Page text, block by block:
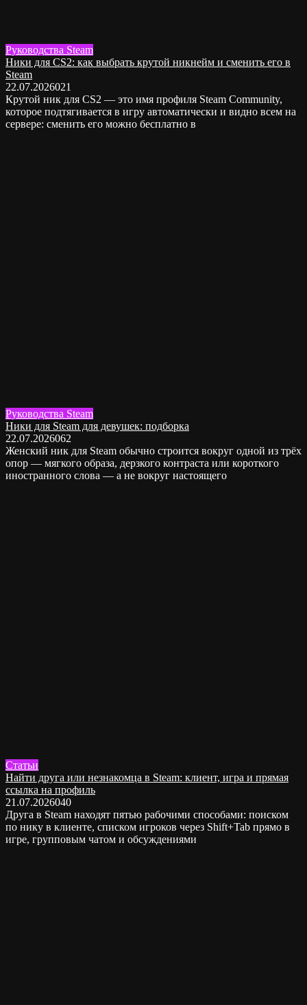
Руководства Steam
Ники для CS2: как выбрать крутой никнейм и сменить его в
Steam
22.07.2026021
Крутой ник для CS2 — это имя профиля Steam Community,
которое подтягивается в игру автоматически и видно всем на
сервере: сменить его можно бесплатно в
Руководства Steam
Ники для Steam для девушек: подборка
22.07.2026062
Женский ник для Steam обычно строится вокруг одной из трёх
опор — мягкого образа, дерзкого контраста или короткого
иностранного слова — а не вокруг настоящего
Статьи
Найти друга или незнакомца в Steam: клиент, игра и прямая
ссылка на профиль
21.07.2026040
Друга в Steam находят пятью рабочими способами: поиском
по нику в клиенте, списком игроков через Shift+Tab прямо в
игре, групповым чатом и обсуждениями